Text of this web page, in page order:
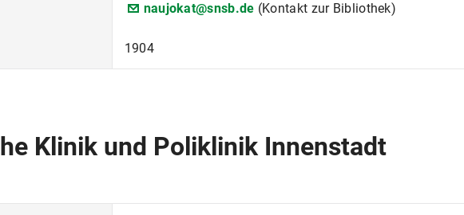
naujokat@snsb.de (Kontakt zur Bibliothek)
1904
Klinik und Poliklinik Innenstadt